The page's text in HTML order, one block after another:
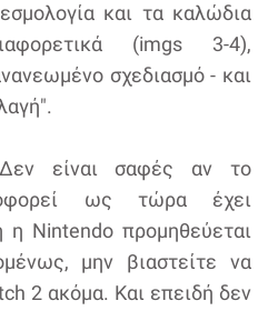
και τα καλώδια
(imgs 3-4),
σχεδιασμό - και
είναι σαφές αν το
ως τώρα έχει
η Nintendo προμηθεύεται
μην βιαστείτε να
2 ακόμα. Και επειδή δεν